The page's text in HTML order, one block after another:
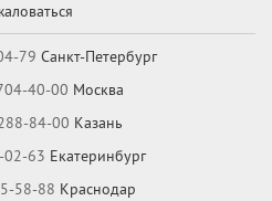
79 Санкт-Петербург
40-00 Москва
84-00 Казань
02-63 Екатеринбург
58-88 Краснодар